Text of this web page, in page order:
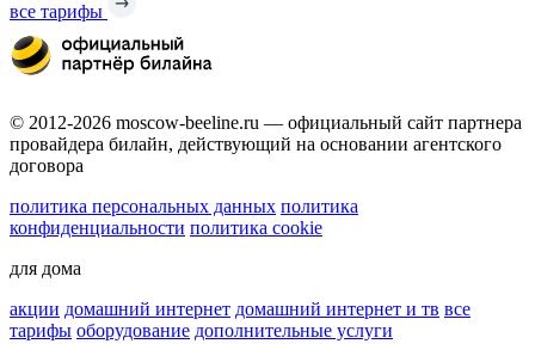
все тарифы
© 2012-2026 moscow-beeline.ru — официальный сайт партнера
провайдера билайн, действующий на основании агентского
договора
политика персональных данных политика
конфиденциальности политика cookie
для дома
акции домашний интернет домашний интернет и тв все
тарифы оборудование дополнительные услуги